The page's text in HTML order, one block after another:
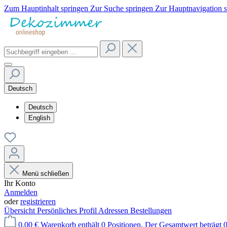
Zum Hauptinhalt springen Zur Suche springen Zur Hauptnavigation
Deutsch
Deutsch
English
Menü schließen
Ihr Konto
Anmelden
oderregistrieren
Übersicht Persönliches Profil Adressen Bestellungen
0,00 € Warenkorb enthält 0 Positionen. Der Gesamtwert beträgt